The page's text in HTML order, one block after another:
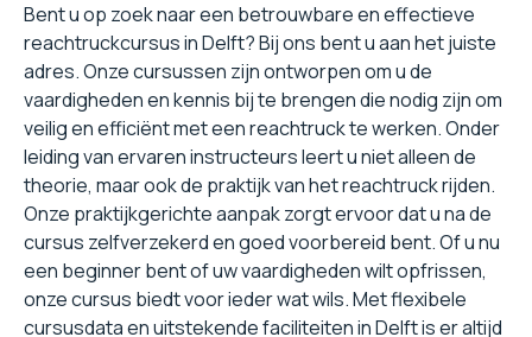
Bent u op zoek naar een betrouwbare en effectieve
reachtruckcursus in Delft? Bij ons bent u aan het juiste
adres. Onze cursussen zijn ontworpen om u de
vaardigheden en kennis bij te brengen die nodig zijn om
veilig en efficiënt met een reachtruck te werken. Onder
leiding van ervaren instructeurs leert u niet alleen de
theorie, maar ook de praktijk van het reachtruck rijden.
Onze praktijkgerichte aanpak zorgt ervoor dat u na de
cursus zelfverzekerd en goed voorbereid bent. Of u nu
een beginner bent of uw vaardigheden wilt opfrissen,
onze cursus biedt voor ieder wat wils. Met flexibele
cursusdata en uitstekende faciliteiten in Delft is er altijd